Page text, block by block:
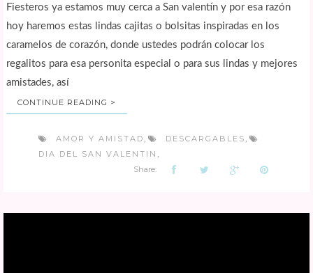
Fiesteros ya estamos muy cerca a San valentín y por esa razón
hoy haremos estas lindas cajitas o bolsitas inspiradas en los
caramelos de corazón, donde ustedes podrán colocar los
regalitos para esa personita especial o para sus lindas y mejores
amistades, así
CONTINUE READING >
AMOR Y AMISTAD DESCARGABLES
DIA DEL SAN VALENTIN
Share: